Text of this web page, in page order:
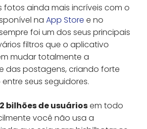
fotos ainda mais incríveis com o
na App Store e no
foi um dos seus principais
filtros que o aplicativo
mudar totalmente a
das postagens, criando forte
seus seguidores.
bilhões de usuáriosem todo
você não usa a